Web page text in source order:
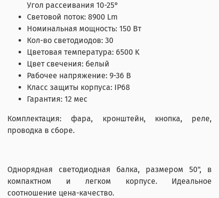
Угол рассеивания 10-25°
Световой поток: 8900 Lm
Номинальная мощность: 150 Вт
Кол-во светодиодов: 30
Цветовая температура: 6500 K
Цвет свечения: белый
Рабочее напряжение: 9-36 В
Класс защиты корпуса: IP68
Гарантия: 12 мес
Комплектация: фара, кронштейн, кнопка, реле,
проводка в сборе.
Однорядная светодиодная балка, размером 50", в
компактном и легком корпусе. Идеальное
соотношение цена-качество.